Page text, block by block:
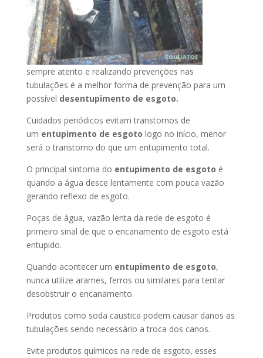
sempre atento e realizando prevenções nas
tubulações é a melhor forma de prevenção para um
possível desentupimento de esgoto.
Cuidados periódicos evitam transtornos de
um entupimento de esgoto logo no início, menor
será o transtorno do que um entupimento total.
O principal sintoma do entupimento de esgoto é
quando a água desce lentamente com pouca vazão
gerando reflexo de esgoto.
Poças de água, vazão lenta da rede de esgoto é
primeiro sinal de que o encanamento de esgoto está
entupido.
Quando acontecer um entupimento de esgoto,
nunca utilize arames, ferros ou similares para tentar
desobstruir o encanamento.
Produtos como soda caustica podem causar danos as
tubulações sendo necessário a troca dos canos.
Evite produtos químicos na rede de esgoto, esses